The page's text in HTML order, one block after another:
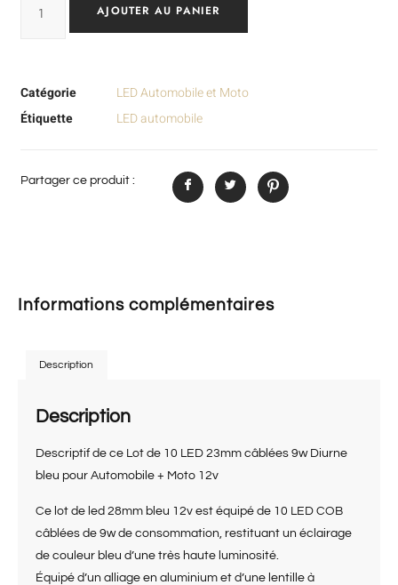
AJOUTER AU PANIER
Catégorie
LED Automobile et Moto
Étiquette
LED automobile
Partager ce produit :
Informations complémentaires
Description
Description
Descriptif de ce Lot de 10 LED 23mm câblées 9w Diurne
bleu pour Automobile + Moto 12v
Ce lot de led 28mm bleu 12v est équipé de 10 LED COB
câblées de 9w de consommation, restituant un éclairage
de couleur bleu d’une très haute luminosité.
Équipé d’un alliage en aluminium et d’une lentille à